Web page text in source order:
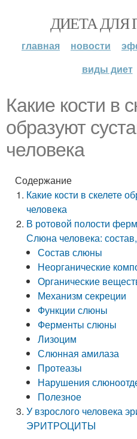
ДИЕТА ДЛЯ
главная новости
виды диет
Какие кости в
образуют
человека
Содержание
Какие кости в скелете
человека
В ротовой полости
Слюна человека:
Состав слюны
Неорганические
Органические
Механизм секреции
Функции слюны
Ферменты слюны
Лизоцим
Слюнная амилаза
Протеазы
Нарушения
Полезное
У взрослого человека
ЭРИТРОЦИТЫ